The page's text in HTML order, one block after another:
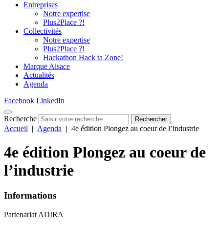
Entreprises
Notre expertise
Plus2Place ?!
Collectivités
Notre expertise
Plus2Place ?!
Hackathon Hack ta Zone!
Marque Alsace
Actualités
Agenda
Facebook LinkedIn
Recherche Rechercher
Accueil | Agenda | 4e édition Plongez au coeur de l’industrie
4e édition Plongez au coeur de
l’industrie
Informations
Partenariat ADIRA